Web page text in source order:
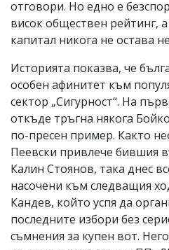
отговори. Но едно е
висок обществен рейтинг,
капитал никога не остава
Историята показва, че
особен афинитет към
сектор „Сигурност“. На
откъде тръгна някога
по-пресен пример. Както
Пеевски привлече бившия
Калин Стоянов, така днес
насочени към следващия
Кандев, който успя да
последните избори без
съмнения за купен вот.